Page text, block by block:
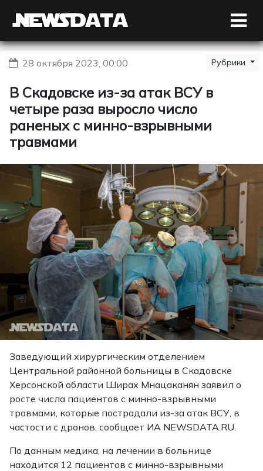
28 октября 2023, 00:00 Рубрики
В Скадовске из-за атак ВСУ в
четыре раза выросло число
раненых с минно-взрывными
травмами
Заведующий хирургическим отделением
Центральной районной больницы в Скадовске
Херсонской области Ширах Мнацаканян заявил о
росте числа пациентов с минно-взрывными
травмами, которые пострадали из-за атак ВСУ, в
частости с дронов, сообщает ИА NEWSDATA.RU.
По данным медика, на лечении в больнице
находится 12 пациентов с минно-взрывными